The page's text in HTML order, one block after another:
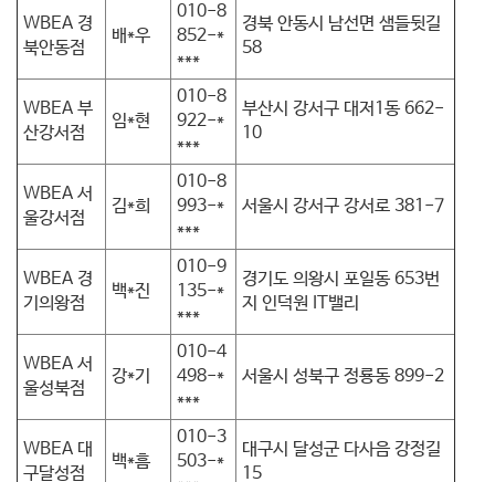
WBEA 경
북안동점
배*우
010-8
852-*
***
경북 안동시 남선면 샘들뒷길
58
WBEA 부
산강서점
임*현
010-8
922-*
***
부산시 강서구 대저1동 662-
10
WBEA 서
울강서점
김*희
010-8
993-*
***
서울시 강서구 강서로 381-7
WBEA 경
기의왕점
백*진
010-9
135-*
***
경기도 의왕시 포일동 653번
지 인덕원 IT밸리
WBEA 서
울성북점
강*기
010-4
498-*
***
서울시 성북구 정룡동 899-2
WBEA 대
구달성점
​​백*흠
010-3
503-*
​대​구시 달성군 다사음 강정길
15